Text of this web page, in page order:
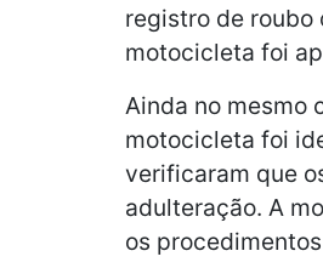
registro de roubo
motocicleta foi
Ainda no mesmo
motocicleta foi
verificaram que
adulteração. A
os